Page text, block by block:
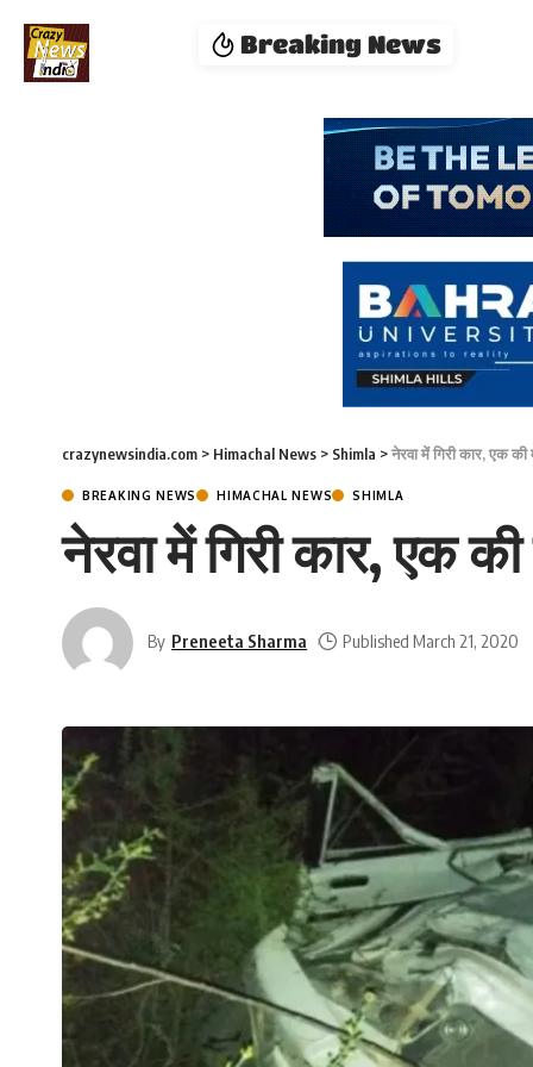
Breaking News
crazynewsindia.com > Himachal News > Shimla >नेरवा में गिरी कार, एक की
BREAKING NEWS HIMACHAL NEWS SHIMLA
नेरवा में गिरी कार, एक की
By Preneeta Sharma Published March 21, 2020